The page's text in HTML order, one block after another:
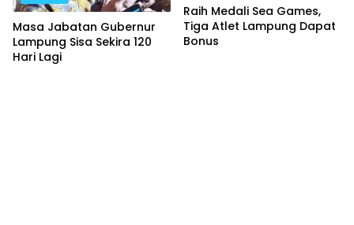
Masa Jabatan Gubernur
Lampung Sisa Sekira 120
Hari Lagi
Raih Medali Sea Games,
Tiga Atlet Lampung Dapat
Bonus